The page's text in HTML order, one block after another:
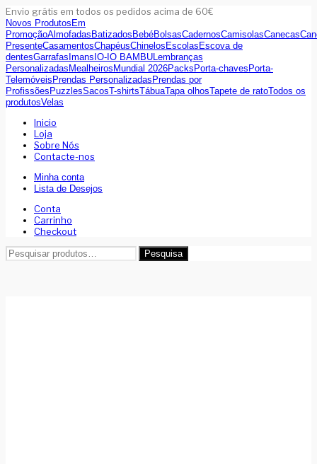
Envio grátis em todos os pedidos acima de 60€
Novos Produtos Em
PromoçãoAlmofadas Batizados BebéBolsasCadernosCamisolasCanecas
PresenteCasamentosChapéusChinelos Escolas Escova de
dentesGarrafas Imans IO-IO BAMBU Lembranças
Personalizadas Mealheiros Mundial 2026Packs Porta-chaves Porta-
Telemóveis Prendas Personalizadas Prendas por
Profissões PuzzlesSacosT-shirtsTábuaTapa olhosTapete de ratoTodos os
produtosVelas
Inicio
Loja
Sobre Nós
Contacte-nos
Minha conta
Lista de Desejos
Conta
Carrinho
Checkout
Pesquisar
por:
Pesquisa